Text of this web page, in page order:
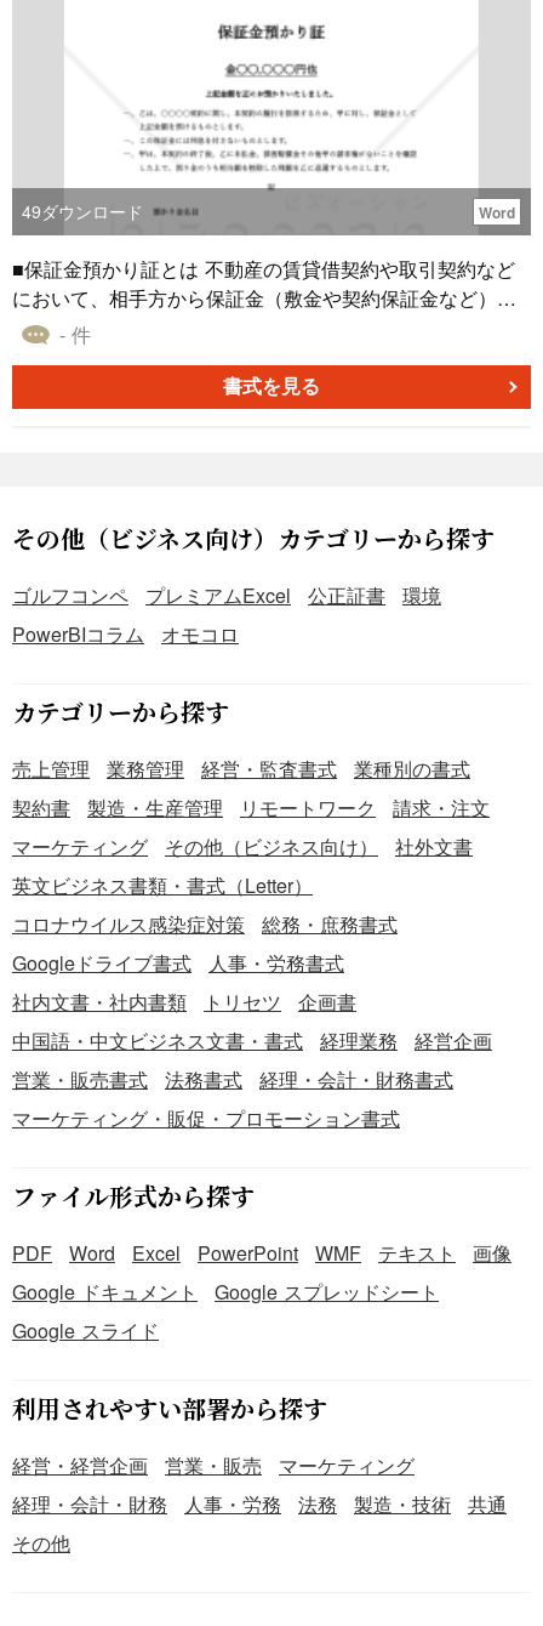
日のトラブルや誤解を未然に防ぐ目的で利用します。 ・相
続税申告や金融機関での手続き時に、相続財産の帰属を証
明するための資料として利用します。 ■利用するメリット
・書面として記録を残すことで、相続人間の合意内容が明
確となり、将来的な紛争を防止できます。 ・不動産の名義
変更や解約など、各種相続手続きが円滑に進み、関係機関
での手続き時もスムーズです。 ・相続税の申告時に協議書
を添付することで、取得財産の内容が明確となり、税務署
への説明責任を果たせます。 こちらはPowerPointで作成し
た、不動産の分割について記載した遺産分割協議書のテン
プレートです。本テンプレートのダウンロードは無料なの
で、ご活用いただけると幸いです。
49ダウンロード Word
■保証金預かり証とは 不動産の賃貸借契約や取引契約など
において、相手方から保証金（敷金や契約保証金など）を
預かった事実を証明するために発行する書面です。預かっ
授受を明確な記録として残す役割を果たします。これは、
将来の返還義務を証明する重要な証拠書類となります。 ■
結ぶ際に、本部が加盟店から契約履行の担保として保証金
を預かる際に利用します。 ・継続的な売買取引を開始する
にあたり、売掛金の担保として買主から保証金を預かる場
から、いくらの保証金を預かったのかを、法的な証拠とし
「言った・言わない」のトラブルを未然に防ぎ、双方の認
還条件（契約終了時、原状回復費用控除後など）を確認す
る際の、基本的な根拠資料とするために利用します。 ■利
用するメリット ・金銭を預かった事実と金額が明確になる
ため、預託者（預けた側）は安心して契約を進めることが
できます。 ・受領者（預かった側）にとっても、預かり金
の管理や会計処理がしやすくなり、内部統制の強化につな
がります。 ・契約終了時の保証金返還手続きにおいて、本
書面を基にスムーズな精算を行うことができます。 こちら
はWordで作成した、保証金預かり証のテンプレートです。
金銭の授受に関するトラブルを未然に防ぎ、取引の透明性
を確保するために、無料でダウンロードできる本テンプレ
ートをお役立ていただけると幸いです。
- 件
書式を見る
その他（ビジネス向け）カテゴリーから探す
ゴルフコンペ プレミアムExcel 公正証書
環境
PowerBIコラム
オモコロ
カテゴリーから探す
売上管理 業務管理 経営・監査書式
業種別の書式
契約書
製造・生産管理 リモートワーク
請求・注文
マーケティング
その他（ビジネス向け）
社外文書
英文ビジネス書類・書式（Letter）
コロナウイルス感染症対策
総務・庶務書式
Googleドライブ書式
人事・労務書式
社内文書・社内書類
トリセツ
企画書
中国語・中文ビジネス文書・書式
経理業務
経営企画
営業・販売書式
法務書式
経理・会計・財務書式
マーケティング・販促・プロモーション書式
ファイル形式から探す
PDF Word Excel PowerPoint WMF テキスト
画像
Google ドキュメント
Google スプレッドシート
Google スライド
利用されやすい部署から探す
経営・経営企画 営業・販売
マーケティング
経理・会計・財務
人事・労務 法務 製造・技術
共通
その他